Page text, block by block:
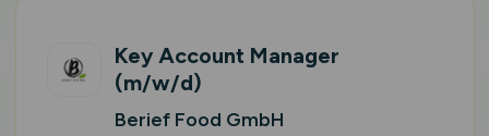
Key Account Manager
(m/w/d)
Berief Food GmbH